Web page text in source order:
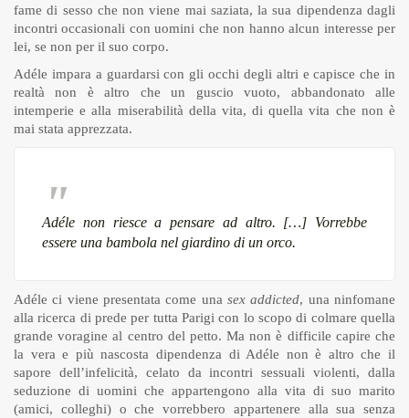
fame di sesso che non viene mai saziata, la sua dipendenza dagli
incontri occasionali con uomini che non hanno alcun interesse per
lei, se non per il suo corpo.
Adéle impara a guardarsi con gli occhi degli altri e capisce che in
realtà non è altro che un guscio vuoto, abbandonato alle
intemperie e alla miserabilità della vita, di quella vita che non è
mai stata apprezzata.
Adéle non riesce a pensare ad altro. […] Vorrebbe
essere una bambola nel giardino di un orco.
Adéle ci viene presentata come una sex addicted, una ninfomane
alla ricerca di prede per tutta Parigi con lo scopo di colmare quella
grande voragine al centro del petto. Ma non è difficile capire che
la vera e più nascosta dipendenza di Adéle non è altro che il
sapore dell’infelicità, celato da incontri sessuali violenti, dalla
seduzione di uomini che appartengono alla vita di suo marito
(amici, colleghi) o che vorrebbero appartenere alla sua senza